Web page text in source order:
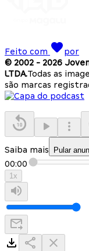
Feito com
por
© 2002 - 2026
LTDA.Todas as
são marcas
Saiba mais Pular
00:00
1x